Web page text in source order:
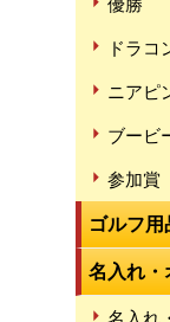
ドラコ
ニアピ
ブービ
参加賞
ゴルフ用
名入れ・
名入れ